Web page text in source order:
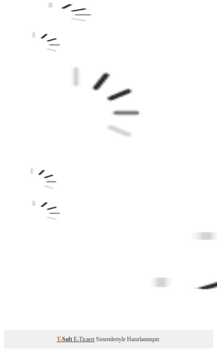
T-Soft E-Ticaret Sistemleriyle Hazırlanmıştır.